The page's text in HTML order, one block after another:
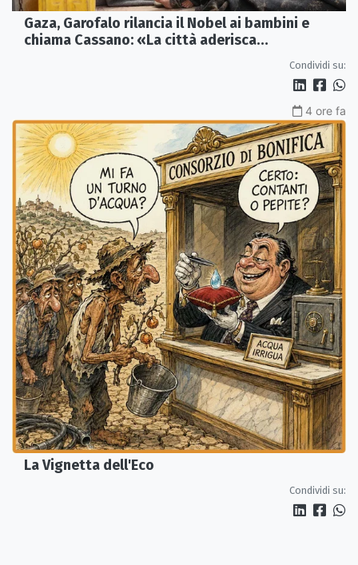
Gaza, Garofalo rilancia il Nobel ai bambini e
chiama Cassano: «La città aderisca
Condividi su:
4 ore fa
La Vignetta dell'Eco
Condividi su: